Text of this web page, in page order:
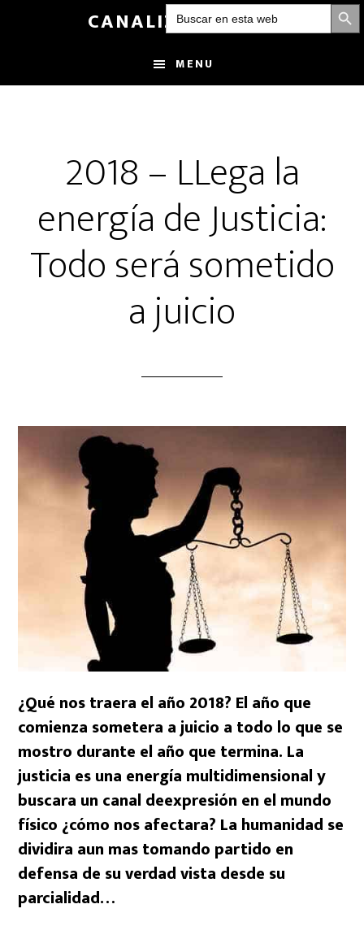
Buscar:
content
CANALIZANDOLUZ
MENU
2018 – LLega la
energía de Justicia:
Todo será sometido
a juicio
¿Qué nos traera el año 2018? El año que
comienza sometera a juicio a todo lo que se
mostro durante el año que termina. La
justicia es una energía multidimensional y
buscara un canal deexpresión en el mundo
físico ¿cómo nos afectara? La humanidad se
dividira aun mas tomando partido en
defensa de su verdad vista desde su
parcialidad…